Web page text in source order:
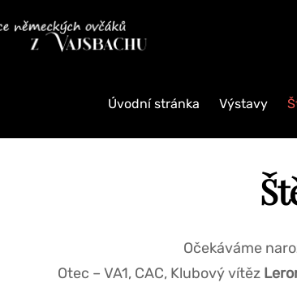
stanice
Úvodní stránka Výstavy
Očekáváme
Otec – VA1, CAC, Klubový vítěz